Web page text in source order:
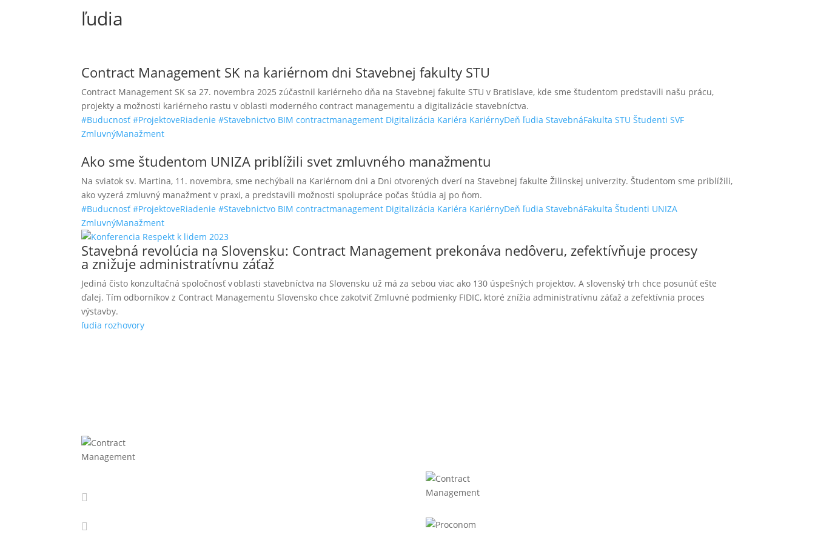
ľudia
Contract Management SK na kariérnom dni Stavebnej fakulty STU
Contract Management SK sa 27. novembra 2025 zúčastnil kariérneho dňa na Stavebnej fakulte STU v Bratislave, kde sme študentom predstavili našu prácu,
projekty a možnosti kariérneho rastu v oblasti moderného contract managementu a digitalizácie stavebníctva.
#Buducnosť #ProjektoveRiadenie #Stavebnictvo BIM contractmanagement Digitalizácia Kariéra KariérnyDeň ľudia StavebnáFakulta STU Študenti SVF
ZmluvnýManažment
Ako sme študentom UNIZA priblížili svet zmluvného manažmentu
Na sviatok sv. Martina, 11. novembra, sme nechýbali na Kariérnom dni a Dni otvorených dverí na Stavebnej fakulte Žilinskej univerzity. Študentom sme priblížili,
ako vyzerá zmluvný manažment v praxi, a predstavili možnosti spolupráce počas štúdia aj po ňom.
#Buducnosť #ProjektoveRiadenie #Stavebnictvo BIM contractmanagement Digitalizácia Kariéra KariérnyDeň ľudia StavebnáFakulta Študenti UNIZA
ZmluvnýManažment
Stavebná revolúcia na Slovensku: Contract Management prekonáva nedôveru, zefektívňuje procesy
a znižuje administratívnu záťaž
Jediná čisto konzultačná spoločnosť v oblasti stavebníctva na Slovensku už má za sebou viac ako 130 úspešných projektov. A slovenský trh chce posunúť ešte
ďalej. Tím odborníkov z Contract Managementu Slovensko chce zakotviť Zmluvné podmienky FIDIC, ktoré znížia administratívnu záťaž a zefektívnia proces
výstavby.
ľudia rozhovory

